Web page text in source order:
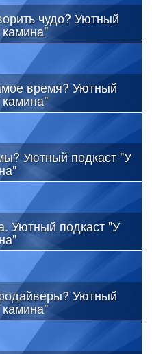
чудо? Уютный
время? Уютный
Уютный подкаст "У
Уютный подкаст "У
Уютный